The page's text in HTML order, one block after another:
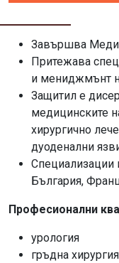
Завършва
Притежава
и мениджмънт
Защитил е
медицинските
хирургично
дуоденални
Специализации
България,
Професионални
урология
гръдна хирургия